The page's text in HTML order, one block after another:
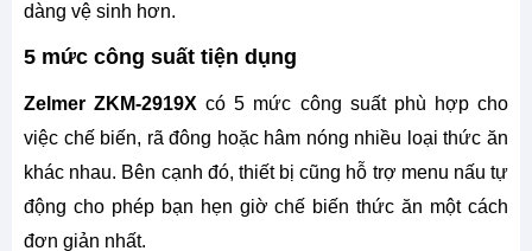
dàng vệ sinh hơn.
5 mức công suất tiện dụng
Zelmer ZKM-2919X có 5 mức công suất phù hợp cho
việc chế biến, rã đông hoặc hâm nóng nhiều loại thức ăn
khác nhau. Bên cạnh đó, thiết bị cũng hỗ trợ menu nấu tự
động cho phép bạn hẹn giờ chế biến thức ăn một cách
đơn giản nhất.